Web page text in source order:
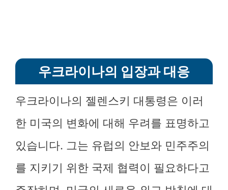
우크라이나의 입장과 대응
우크라이나의 젤렌스키 대통령은 이러
한 미국의 변화에 대해 우려를 표명하고
있습니다. 그는 유럽의 안보와 민주주의
를 지키기 위한 국제 협력이 필요하다고